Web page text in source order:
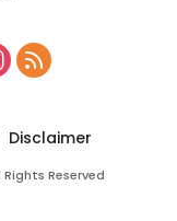
Disclaimer
Reserved